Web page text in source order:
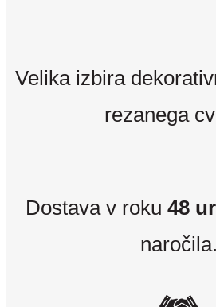
Velika izbira
rezanega
Dostava v roku 48 ur
naročila.